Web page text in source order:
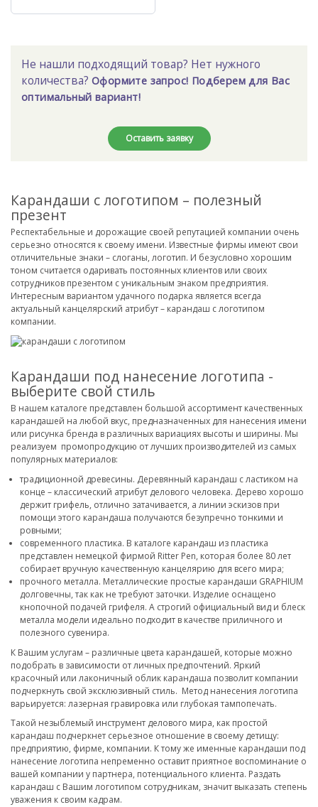
Не нашли подходящий товар? Нет нужного
количества? Оформите запрос! Подберем для Вас
оптимальный вариант!
Оставить заявку
Карандаши с логотипом – полезный
презент
Респектабельные и дорожащие своей репутацией компании очень
серьезно относятся к своему имени. Известные фирмы имеют свои
отличительные знаки – слоганы, логотип. И безусловно хорошим
тоном считается одаривать постоянных клиентов или своих
сотрудников презентом с уникальным знаком предприятия.
Интересным вариантом удачного подарка является всегда
актуальный канцелярский атрибут – карандаш с логотипом
компании.
Карандаши под нанесение логотипа -
выберите свой стиль
В нашем каталоге представлен большой ассортимент качественных
карандашей на любой вкус, предназначенных для нанесения имени
или рисунка бренда в различных вариациях высоты и ширины. Мы
реализуем промопродукцию от лучших производителей из самых
популярных материалов:
традиционной древесины. Деревянный карандаш с ластиком на
конце – классический атрибут делового человека. Дерево хорошо
держит грифель, отлично затачивается, а линии эскизов при
помощи этого карандаша получаются безупречно тонкими и
ровными;
современного пластика. В каталоге карандаш из пластика
представлен немецкой фирмой Ritter Pen, которая более 80 лет
собирает вручную качественную канцелярию для всего мира;
прочного металла. Металлические простые карандаши GRAPHIUM
долговечны, так как не требуют заточки. Изделие оснащено
кнопочной подачей грифеля. А строгий официальный вид и блеск
металла модели идеально подходит в качестве приличного и
полезного сувенира.
К Вашим услугам – различные цвета карандашей, которые можно
подобрать в зависимости от личных предпочтений. Яркий
красочный или лаконичный облик карандаша позволит компании
подчеркнуть свой эксклюзивный стиль. Метод нанесения логотипа
варьируется: лазерная гравировка или глубокая тампопечать.
Такой незыблемый инструмент делового мира, как простой
карандаш подчеркнет серьезное отношение в своему детищу:
предприятию, фирме, компании. К тому же именные карандаши под
нанесение логотипа непременно оставит приятное воспоминание о
вашей компании у партнера, потенциального клиента. Раздать
карандаш с Вашим логотипом сотрудникам, значит выказать степень
уважения к своим кадрам.